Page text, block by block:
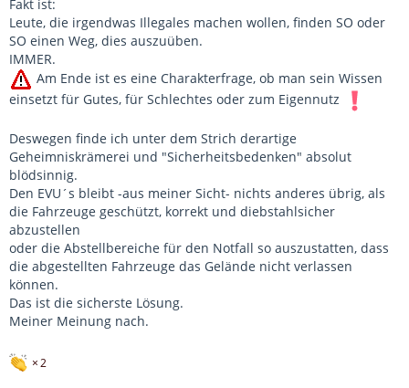
Fakt ist:
Leute, die irgendwas Illegales machen wollen, finden SO oder
SO einen Weg, dies auszuüben.
IMMER.
Am Ende ist es eine Charakterfrage, ob man sein Wissen
einsetzt für Gutes, für Schlechtes oder zum Eigennutz
Deswegen finde ich unter dem Strich derartige
Geheimniskrämerei und "Sicherheitsbedenken" absolut
blödsinnig.
Den EVU´s bleibt -aus meiner Sicht- nichts anderes übrig, als
die Fahrzeuge geschützt, korrekt und diebstahlsicher
abzustellen
oder die Abstellbereiche für den Notfall so auszustatten, dass
die abgestellten Fahrzeuge das Gelände nicht verlassen
können.
Das ist die sicherste Lösung.
Meiner Meinung nach.
2